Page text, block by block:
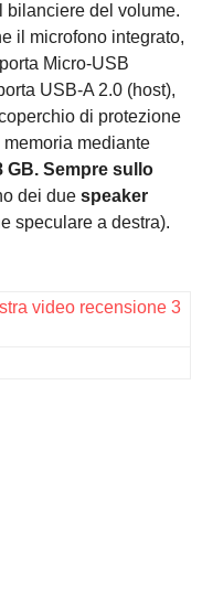
bilanciere del volume.
il microfono integrato,
Micro-USB
USB-A 2.0 (host),
di protezione
mediante
GB. Sempre sullo
dei due speaker
speculare a destra).